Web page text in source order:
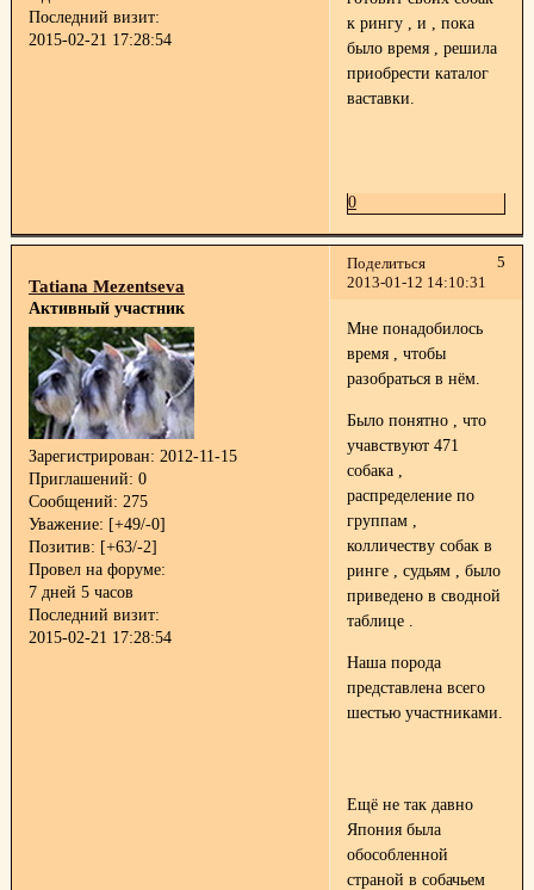
Последний визит:
2015-02-21 17:28:54
к рингу , и , пока
было время , решила
приобрести каталог
ваставки.
0
Поделиться
5
2013-01-12 14:10:31
Tatiana Mezentseva
Активный участник
Зарегистрирован: 2012-11-15
Приглашений: 0
Сообщений: 275
Уважение: [+49/-0]
Позитив: [+63/-2]
Провел на форуме:
7 дней 5 часов
Последний визит:
2015-02-21 17:28:54
Мне понадобилось
время , чтобы
разобраться в нём.
Было понятно , что
учавствуют 471
собака ,
распределение по
группам ,
колличеству собак в
ринге , судьям , было
приведено в сводной
таблице .
Наша порода
представлена всего
шестью участниками.
Ещё не так давно
Япония была
обособленной
страной в собачьем